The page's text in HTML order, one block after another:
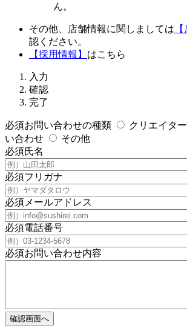
ん。
その他、店舗情報に関しましては
認ください。
【採⽤情報】 はこちら
入力
確認
完了
必須お問い合わせの種類
クリエイタ
い合わせ
その他
必須氏名
必須フリガナ
必須 メールアドレス
必須電話番号
必須お問い合わせ内容